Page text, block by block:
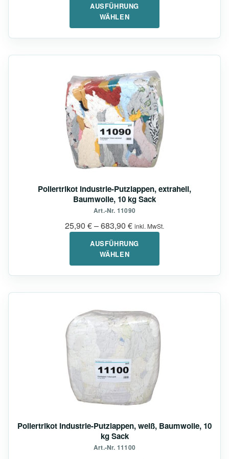
AUSFÜHRUNG
WÄHLEN
Poliertrikot Industrie-Putzlappen, extrahell,
Baumwolle, 10 kg Sack
Art.-Nr. 11090
25,90 €–683,90 € inkl. MwSt.
AUSFÜHRUNG
WÄHLEN
Produkt
weist
mehrere
Varianten
auf.
Die
Optionen
können
auf
der
Produktseite
gewählt
werden
Poliertrikot Industrie-Putzlappen, weiß, Baumwolle, 10
kg Sack
Art.-Nr. 11100
Produkt
weist
mehrere
Varianten
auf.
Die
Optionen
können
auf
der
Produktseite